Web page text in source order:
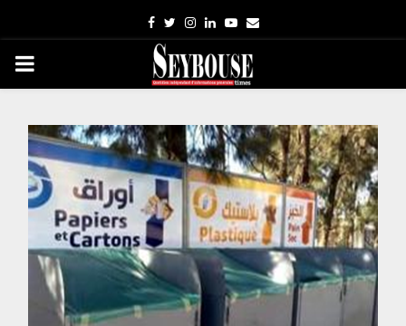
Facebook
TwitterInstagram
LinkedinYoutube
Email
PRIMARY